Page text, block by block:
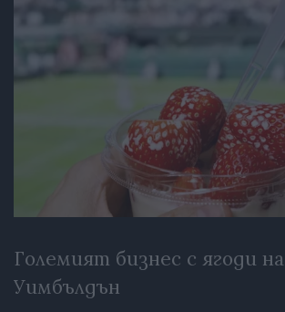
Големият бизнес с ягоди на
Уимбълдън